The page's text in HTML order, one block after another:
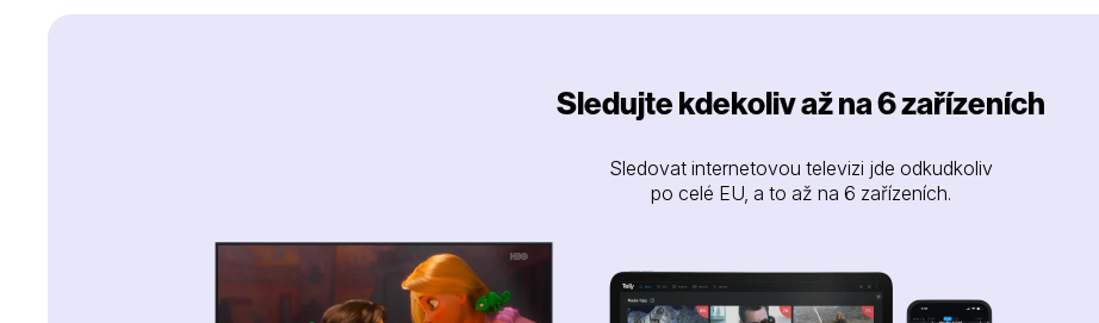
Sledujte kdekoliv až na 6 zařízeních
Sledovat internetovou televizi jde odkudkoliv
po celé EU, a to až na 6 zařízeních.